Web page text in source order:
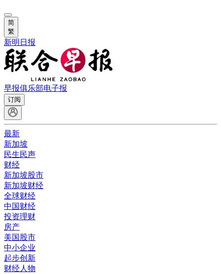
简
繁
新明日报
早报俱乐部电子报
订阅
最新
新加坡
民生民声
财经
新加坡股市
新加坡财经
全球财经
中国财经
投资理财
房产
美国股市
中小企业
起步创新
财经人物